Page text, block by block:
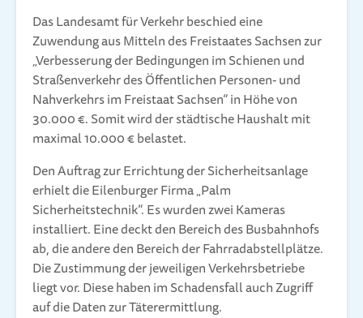
Das Landesamt für Verkehr beschied eine
Zuwendung aus Mitteln des Freistaates Sachsen zur
„Verbesserung der Bedingungen im Schienen und
Straßenverkehr des Öffentlichen Personen- und
Nahverkehrs im Freistaat Sachsen“ in Höhe von
30.000 €. Somit wird der städtische Haushalt mit
maximal 10.000 € belastet.
Den Auftrag zur Errichtung der Sicherheitsanlage
erhielt die Eilenburger Firma „Palm
Sicherheitstechnik“. Es wurden zwei Kameras
installiert. Eine deckt den Bereich des Busbahnhofs
ab, die andere den Bereich der Fahrradabstellplätze.
Die Zustimmung der jeweiligen Verkehrsbetriebe
liegt vor. Diese haben im Schadensfall auch Zugriff
auf die Daten zur Täterermittlung.